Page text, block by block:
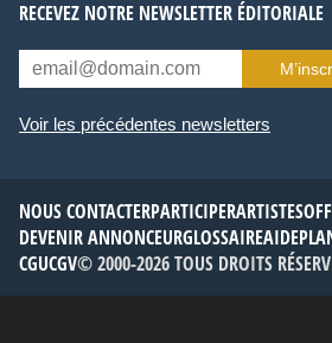
RECEVEZ NOTRE NEWSLETTER ÉDITORIALE
Voir les précédentes newsletters
NOUS CONTACTERPARTICIPERARTISTES
DEVENIR ANNONCEURGLOSSAIREAIDE
CGUCGV© 2000-2026 TOUS DROITS